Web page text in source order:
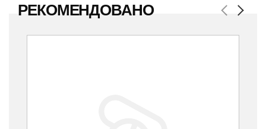
РЕКОМЕНДОВАНО Previous
Next